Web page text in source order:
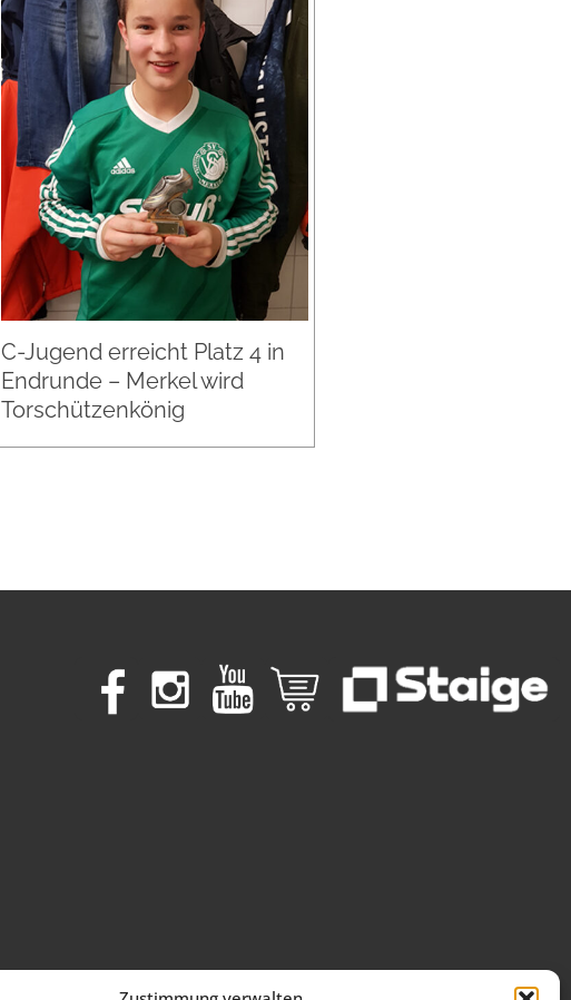
C-Jugend erreicht Platz 4 in
Endrunde – Merkel wird
Torschützenkönig